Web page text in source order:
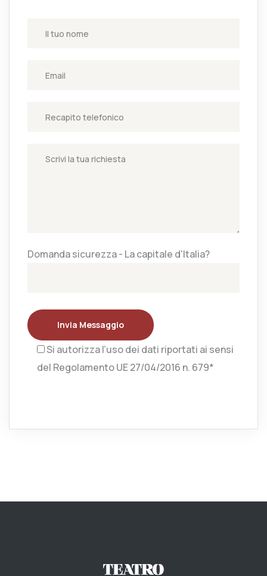
Domanda sicurezza - La capitale d'Italia?
Invia Messaggio
Si autorizza l’uso dei dati riportati ai sensi
del Regolamento UE 27/04/2016 n. 679*